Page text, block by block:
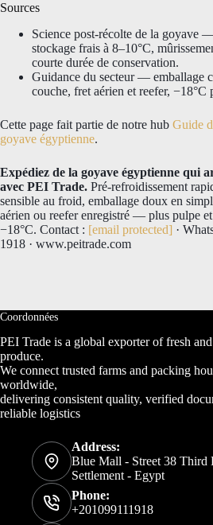
Sources
Science post-récolte de la goyave
stockage frais à 8–10°C,
courte durée de conservation.
Guidance du secteur — emballage
couche, fret aérien et reefer, −18°C
Cette page fait partie de notre hub Guide
goyave égyptienne.
Expédiez de la goyave égyptienne qui
avec PEI Trade. Pré-refroidissement
sensible au froid, emballage doux en
aérien ou reefer enregistré — plus pulpe et
−18°C. Contact : [email protected] ·
1918 · www.peitrade.com
Coordonnées
PEI Trade is a global exporter of fresh
produce.
We connect trusted farms and packing
worldwide,
delivering consistent quality, verified
reliable logistics
Address:
Blue Mall - Street 38 Third
Settlement - Egypt
Phone:
+201099111918